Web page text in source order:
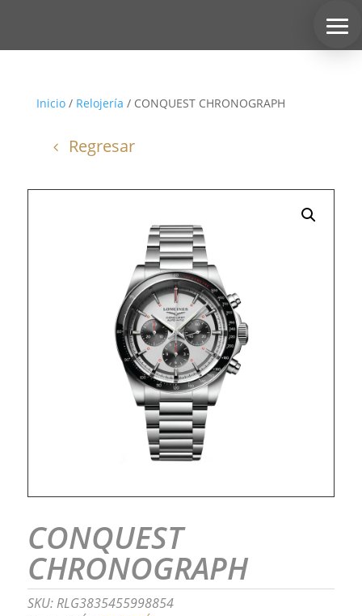
Inicio/ Relojería / CONQUEST CHRONOGRAPH
Regresar
CONQUEST
CHRONOGRAPH
SKU:RLG3835455998854